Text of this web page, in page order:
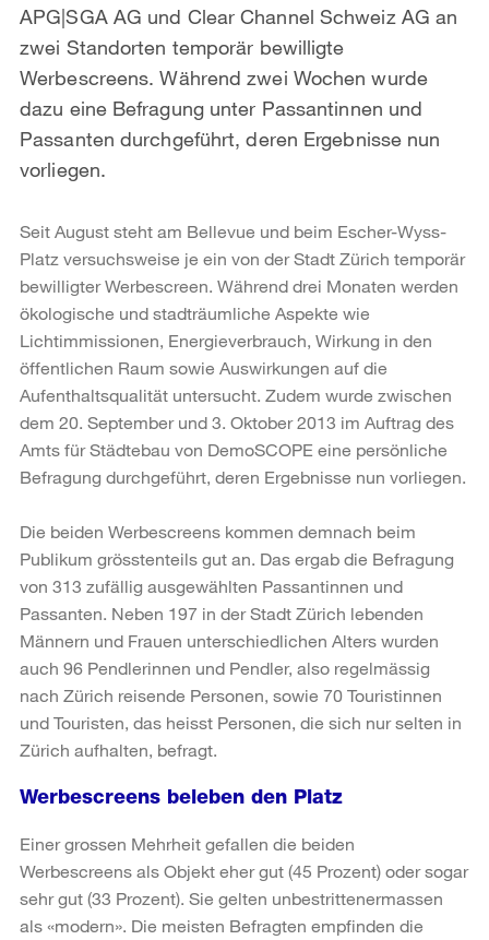
APG|SGA AG und Clear Channel Schweiz AG an
zwei Standorten temporär bewilligte
Werbescreens. Während zwei Wochen wurde
dazu eine Befragung unter Passantinnen und
Passanten durchgeführt, deren Ergebnisse nun
vorliegen.
Seit August steht am Bellevue und beim Escher-Wyss-
Platz versuchsweise je ein von der Stadt Zürich temporär
bewilligter Werbescreen. Während drei Monaten werden
ökologische und stadträumliche Aspekte wie
Lichtimmissionen, Energieverbrauch, Wirkung in den
öffentlichen Raum sowie Auswirkungen auf die
Aufenthaltsqualität untersucht. Zudem wurde zwischen
dem 20. September und 3. Oktober 2013 im Auftrag des
Amts für Städtebau von DemoSCOPE eine persönliche
Befragung durchgeführt, deren Ergebnisse nun vorliegen.
Die beiden Werbescreens kommen demnach beim
Publikum grösstenteils gut an. Das ergab die Befragung
von 313 zufällig ausgewählten Passantinnen und
Passanten. Neben 197 in der Stadt Zürich lebenden
Männern und Frauen unterschiedlichen Alters wurden
auch 96 Pendlerinnen und Pendler, also regelmässig
nach Zürich reisende Personen, sowie 70 Touristinnen
und Touristen, das heisst Personen, die sich nur selten in
Zürich aufhalten, befragt.
Werbescreens beleben den Platz
Einer grossen Mehrheit gefallen die beiden
Werbescreens als Objekt eher gut (45 Prozent) oder sogar
sehr gut (33 Prozent). Sie gelten unbestrittenermassen
als «modern». Die meisten Befragten empfinden die